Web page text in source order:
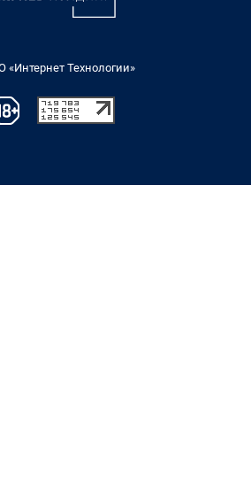
«Интернет Технологии»